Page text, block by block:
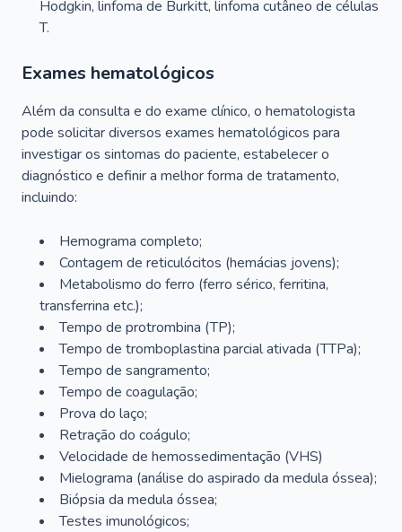
Hodgkin, linfoma de Burkitt, linfoma cutâneo de células
T.
Exames hematológicos
Além da consulta e do exame clínico, o hematologista
pode solicitar diversos exames hematológicos para
investigar os sintomas do paciente, estabelecer o
diagnóstico e definir a melhor forma de tratamento,
incluindo:
Hemograma completo;
Contagem de reticulócitos (hemácias jovens);
Metabolismo do ferro (ferro sérico, ferritina,
transferrina etc.);
Tempo de protrombina (TP);
Tempo de tromboplastina parcial ativada (TTPa);
Tempo de sangramento;
Tempo de coagulação;
Prova do laço;
Retração do coágulo;
Velocidade de hemossedimentação (VHS)
Mielograma (análise do aspirado da medula óssea);
Biópsia da medula óssea;
Testes imunológicos;